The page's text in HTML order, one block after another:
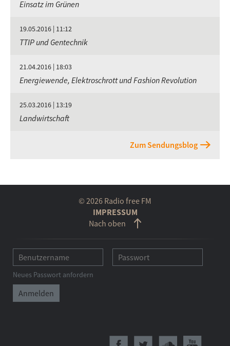
Einsatz im Grünen
19.05.2016 | 11:12
TTIP und Gentechnik
21.04.2016 | 18:03
Energiewende, Elektroschrott und Fashion Revolution
25.03.2016 | 13:19
Landwirtschaft
Zum Sendungsblog
© 2026 Radio free FM
IMPRESSUM
Nach oben
Neues Passwort anfordern